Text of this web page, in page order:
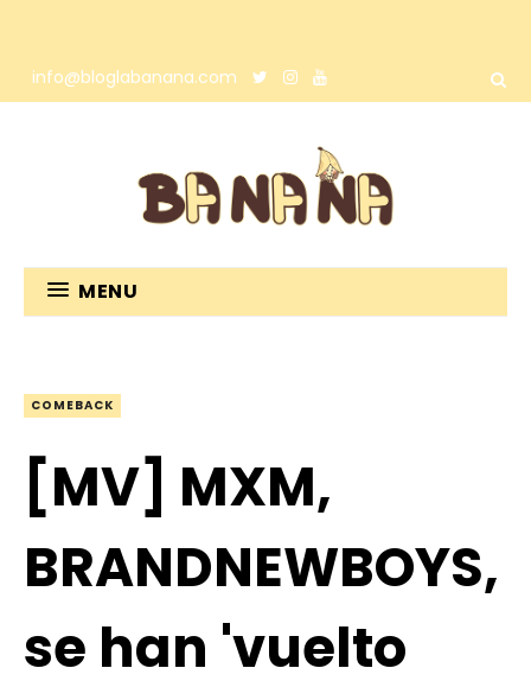
info@bloglabanana.com
MENU
COMEBACK
[MV] MXM,
BRANDNEWBOYS,
se han 'vuelto